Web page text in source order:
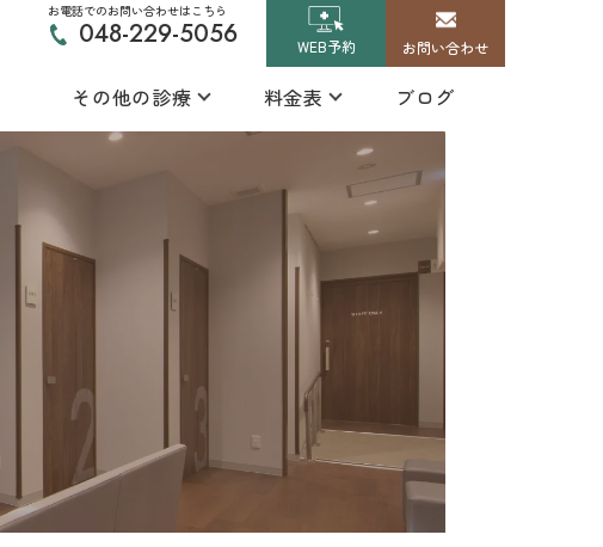
お電話でのお問い合わせはこちら
048-229-5056 WEB予約 お問い合わせ
その他の診療 料金表 ブログ